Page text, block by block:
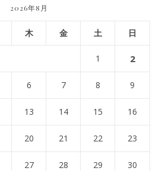
2026年8月
木 金 土 日
1 2
6 7 8 9
13 14 15 16
20 21 22 23
27 28 29 30